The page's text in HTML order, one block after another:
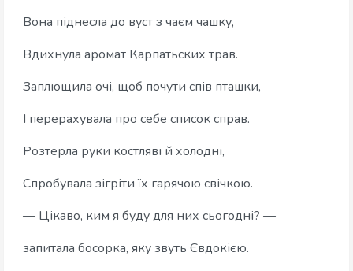
Вона піднесла до вуст з чаєм чашку,
Вдихнула аромат Карпатьских трав.
Заплющила очі, щоб почути спів пташки,
І перерахувала про себе список справ.
Розтерла руки костляві й холодні,
Спробувала зігріти їх гарячою свічкою.
— Цікаво, ким я буду для них сьогодні? —
запитала босорка, яку звуть Євдокією.